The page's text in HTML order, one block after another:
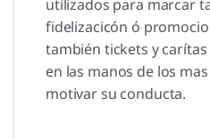
utilizados para marcar
fidelizacicón ó
también tickets y
en las manos de los
motivar su conducta.